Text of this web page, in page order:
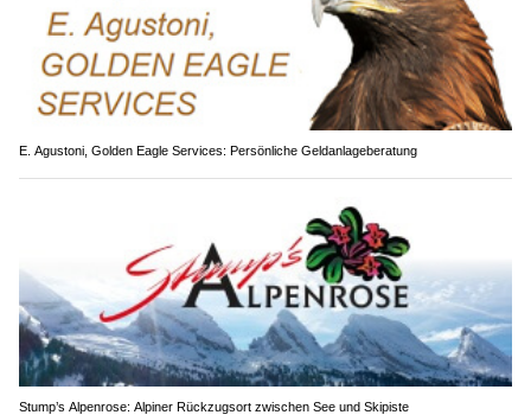
E. Agustoni, Golden Eagle Services: Persönliche Geldanlageberatung
Stump’s Alpenrose: Alpiner Rückzugsort zwischen See und Skipiste